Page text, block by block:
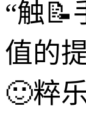
“触📝
值的
🙂粹